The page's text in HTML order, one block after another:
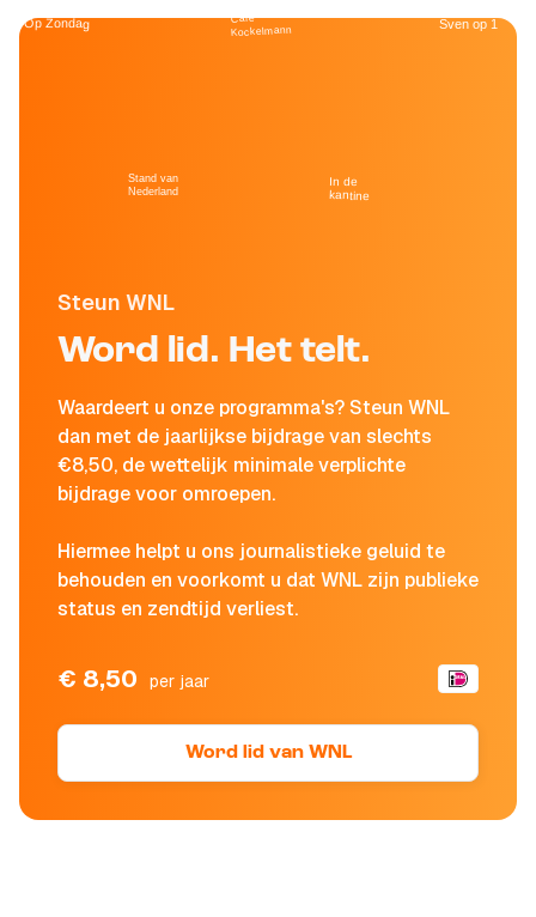
Steun WNL
Word lid. Het telt.
Waardeert u onze programma's? Steun WNL
dan met de jaarlijkse bijdrage van slechts
€8,50, de wettelijk minimale verplichte
bijdrage voor omroepen.
Hiermee helpt u ons journalistieke geluid te
behouden en voorkomt u dat WNL zijn publieke
status en zendtijd verliest.
€ 8,50 per jaar
Word lid van WNL
Op Zondag
Stand van
Nederland
Café
Kockelmann
In de
kantine
Sven op 1